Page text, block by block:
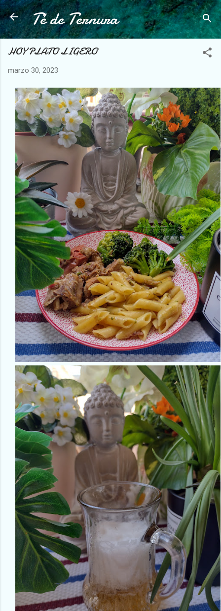
Ir al contenido principal
Té de Ternura
HOY PLATO LIGERO
marzo 30, 2023